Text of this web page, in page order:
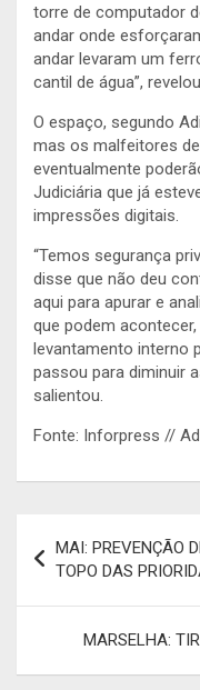
torre de computador
andar onde
andar levaram um
cantil de água”,
O espaço, segundo
mas os malfeitores
eventualmente
Judiciária que já
impressões digitais.
“Temos segurança
disse que não deu
aqui para apurar e
que podem
levantamento interno
passou para diminuir
salientou.
Fonte: Inforpress //
de
artigos
MAI: PREVENÇÃO
TOPO DAS
MARSELHA: